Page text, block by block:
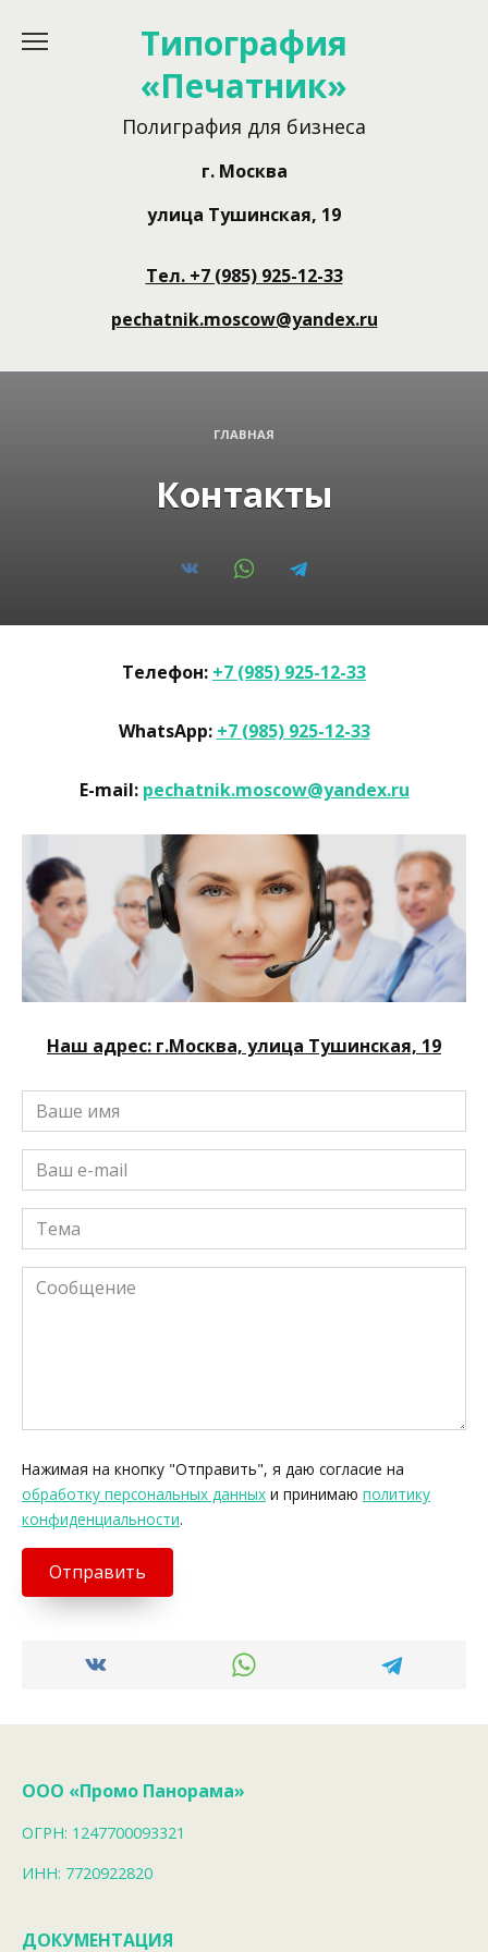
Типография
«Печатник»
Полиграфия для бизнеса
г. Москва
улица Тушинская, 19
Тел. +7 (985) 925-12-33
pechatnik.moscow@yandex.ru
ГЛАВНАЯ
Контакты
Телефон: +7 (985) 925-12-33
WhatsApp: +7 (985) 925-12-33
E-mail: pechatnik.moscow@yandex.ru
Наш адрес: г.Москва, улица Тушинская, 19
Нажимая на кнопку "Отправить", я даю согласие на
обработку персональных данных и принимаю политику
конфиденциальности.
Отправить
ООО «Промо Панорама»
ОГРН: 1247700093321
ИНН: 7720922820
ДОКУМЕНТАЦИЯ